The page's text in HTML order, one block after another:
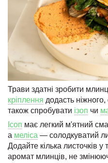
Трави здатні зробити
кріплення додасть
також спробувати ізоп чи
Ісоп має легкий м'ятний
а меліса — солодкуватий
Додайте кілька листочків у
аромат млинців, не